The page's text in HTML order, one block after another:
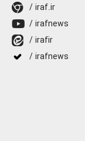
/ iraf.ir
/ irafnews
/ irafir
/ irafnews